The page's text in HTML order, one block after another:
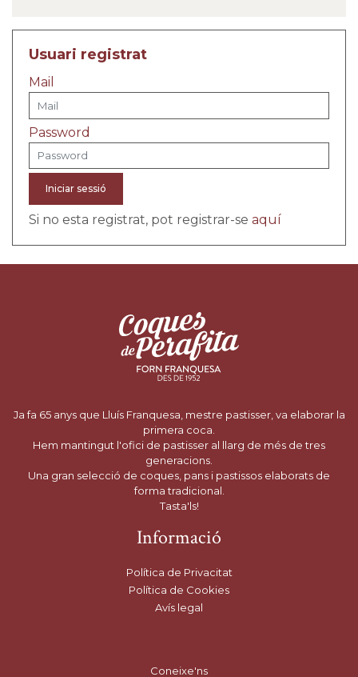
Usuari registrat
Mail
Password
Iniciar sessió
Si no esta registrat, pot registrar-se aquí
Ja fa 65 anys que Lluís Franquesa, mestre pastisser, va elaborar la
primera coca.
Hem mantingut l'ofici de pastisser al llarg de més de tres
generacions.
Una gran selecció de coques, pans i pastissos elaborats de
forma tradicional.
Tasta'ls!
Informació
Política de Privacitat
Política de Cookies
Avís legal
Coneixe'ns